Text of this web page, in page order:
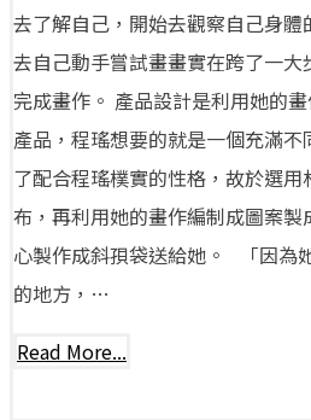
去了解自己，開始去觀察自己身
去自己動手嘗試畫畫實在跨了一
完成畫作。 產品設計是利用她的
產品，程瑤想要的就是一個充滿
了配合程瑤樸實的性格，故於選
布，再利用她的畫作編制成圖案
心製作成斜孭袋送給她。 「因為
的地方，…
Read More...